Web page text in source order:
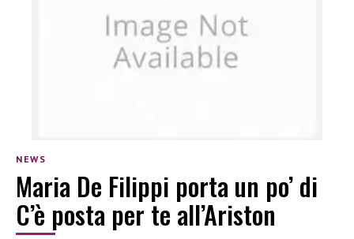
NEWS
Maria De Filippi porta un po’ di
C’è posta per te all’Ariston